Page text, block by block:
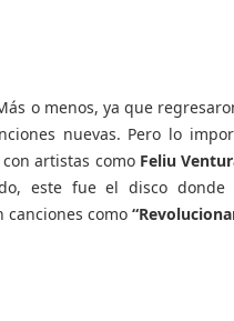
o menos, ya que
nuevas. Pero lo
artistas como Feliu
este fue el disco
como